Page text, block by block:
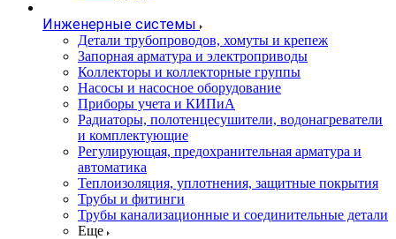
Инженерные системы
Детали трубопроводов, хомуты и крепеж
Запорная арматура и электроприводы
Коллекторы и коллекторные группы
Насосы и насосное оборудование
Приборы учета и КИПиА
Радиаторы, полотенцесушители, водонагреватели
и комплектующие
Регулирующая, предохранительная арматура и
автоматика
Теплоизоляция, уплотнения, защитные покрытия
Трубы и фитинги
Трубы канализационные и соединительные детали
Еще